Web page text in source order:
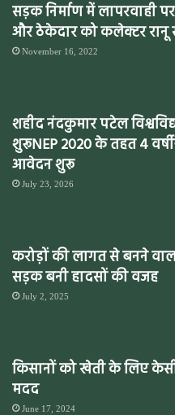
सड़क निर्माण में लापरवाही
और ठेकेदार को कलेक्टर रानू
November 16, 2022
शहीद नंदकुमार पटेल
शुरूNEP 2020 के तहत 4
आवेदन शुरू
July 23, 2026
करोड़ों की लागत से बनने
सड़क बनी हादसों की वजह
July 2, 2025
किसानों को खेती के लिए
मदद
June 17, 2024